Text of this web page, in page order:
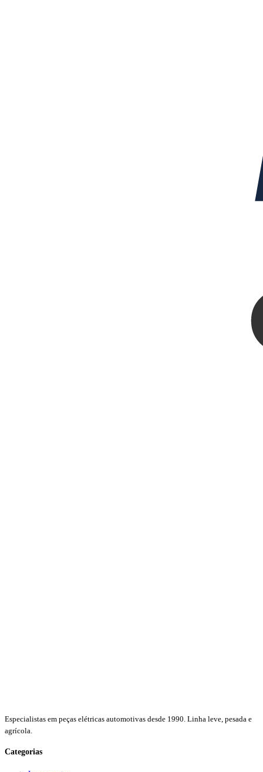
Especialistas em peças elétricas automotivas desde 1990. Linha leve, pesada e
agrícola.
Categorias